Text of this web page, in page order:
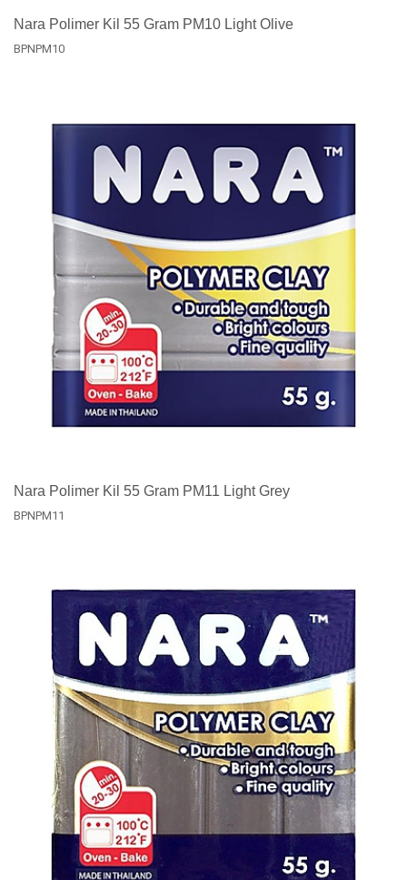
Nara Polimer Kil 55 Gram PM10 Light Olive
BPNPM10
Nara Polimer Kil 55 Gram PM11 Light Grey
BPNPM11